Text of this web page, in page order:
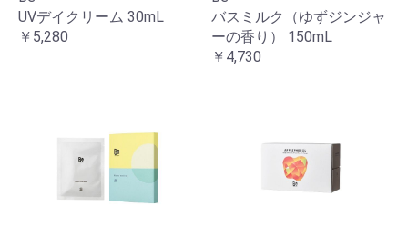
UVデイクリーム 30mL
￥5,280
バスミルク（ゆずジンジャ
ーの香り） 150mL
￥4,730